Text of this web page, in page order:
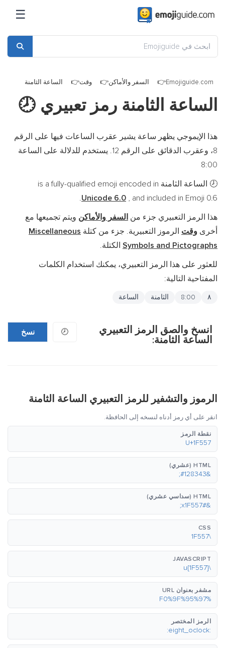
☰
Emojiguide.com السفر والأماكن وقت الساعة الثامنة
الساعة الثامنة رمز تعبيري 🕗
هذا الإيموجي يظهر ساعة يشير عقرب الساعات فيها على الرقم
8، وعقرب الدقائق على الرقم 12. يستخدم للدلالة على الساعة
8:00
🕗 الساعة الثامنة is a fully-qualified emoji encoded in
Unicode 6.0 , and included in Emoji 0.6.
هذا الرمز التعبيري جزء من السفر والأماكن ويتم تجميعها مع
أخرى وقت الرموز التعبيرية. جزء من كتلة Miscellaneous
Symbols and Pictographs الكتلة.
للعثور على هذا الرمز التعبيري، يمكنك استخدام الكلمات
المفتاحية التالية:
٨ 8:00 الثامنة الساعة
انسخ والصق الرمز التعبيري
الساعة الثامنة:
🕗 نسخ
الرموز والتشفير للرمز التعبيري الساعة الثامنة
انقر على أي رمز أدناه لنسخه إلى الحافظة.
نقطة الرمز
U+1F557
HTML (عشري)
&#128343;
HTML (سداسي عشري)
&#x1F557;
CSS
\1F557
JAVASCRIPT
\u{1F557}
مشفر بعنوان URL
%F0%9F%95%97
الرمز المختصر
:eight_oclock: